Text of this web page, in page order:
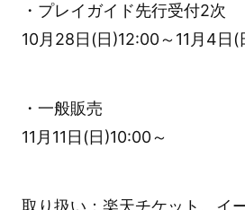
・プレイガイド先行受付2次
10月28日(日)12:00～11月4日
・一般販売
11月11日(日)10:00～
取り扱い：楽天チケット、イ